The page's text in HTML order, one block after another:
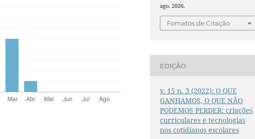
ago. 2026.
Fomatos de Citação
EDIÇÃO
v. 15 n. 3 (2022): O QUE
GANHAMOS, O QUE NÃO
PODEMOS PERDER: criações
curriculares e tecnologias
nos cotidianos escolares